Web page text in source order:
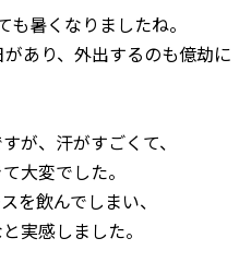
暑くなりましたね。
あり、外出するのも億劫に
が、汗がすごくて、
大変でした。
を飲んでしまい、
実感しました。